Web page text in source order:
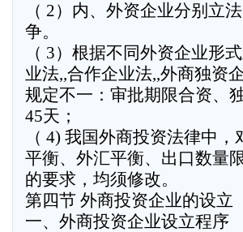
（ 2）内、外资企业分别立
争。
（ 3）根据不同外资企业形
业法,,合作企业法,,外商独资
规定不一：审批期限合资、
45天；
（ 4) 我国外商投资法律中
平衡、外汇平衡、出口数量
的要求，均须修改。
第四节 外商投资企业的设立
一、外商投资企业设立程序